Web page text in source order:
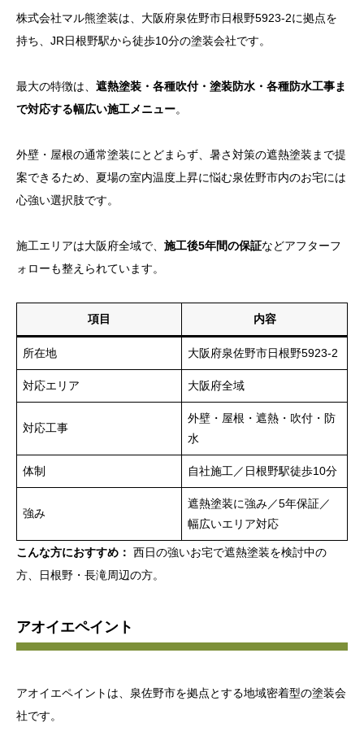
株式会社マル熊塗装は、大阪府泉佐野市日根野5923-2に拠点を
持ち、JR日根野駅から徒歩10分の塗装会社です。
最大の特徴は、 遮熱塗装・各種吹付・塗装防水・各種防水工事ま
で対応する幅広い施工メニュー。
外壁・屋根の通常塗装にとどまらず、暑さ対策の遮熱塗装まで提
案できるため、夏場の室内温度上昇に悩む泉佐野市内のお宅には
心強い選択肢です。
施工エリアは大阪府全域で、 施工後5年間の保証などアフターフ
ォローも整えられています。
項目 内容
所在地 大阪府泉佐野市日根野5923-2
対応エリア 大阪府全域
対応工事
外壁・屋根・遮熱・吹付・防
水
体制 自社施工／日根野駅徒歩10分
強み
遮熱塗装に強み／5年保証／
幅広いエリア対応
こんな方におすすめ： 西日の強いお宅で遮熱塗装を検討中の
方、日根野・長滝周辺の方。
アオイエペイント
アオイエペイントは、泉佐野市を拠点とする地域密着型の塗装会
社です。